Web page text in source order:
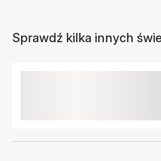
Sprawdź kilka innych